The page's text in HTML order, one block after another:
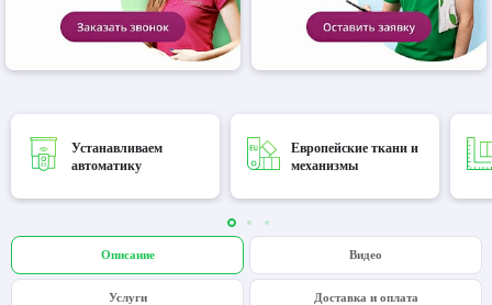
Устанавливаем
автоматику
Европейские ткани и
механизмы
Описание Видео
Услуги Доставка и оплата